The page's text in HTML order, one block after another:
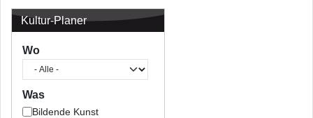
Kultur-Planer
Wo
Was
Bildende Kunst